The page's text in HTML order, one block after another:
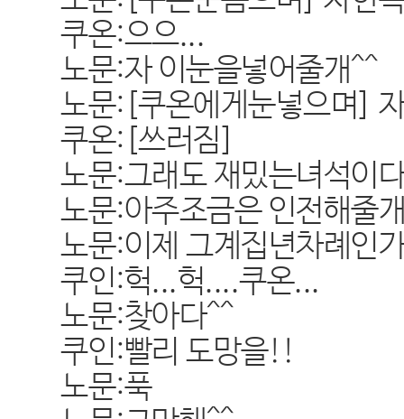
쿠온:으으...
노문:자 이눈을넣어줄개^^
노문:[쿠온에게눈넣으며]
쿠온:[쓰러짐]
노문:그래도 재밌는녀석이
노문:아주조금은 인전해줄
노문:이제 그계집년차례인
쿠인:헉...헉....쿠온...
노문:찾아다^^
쿠인:빨리 도망을!!
노문:푹